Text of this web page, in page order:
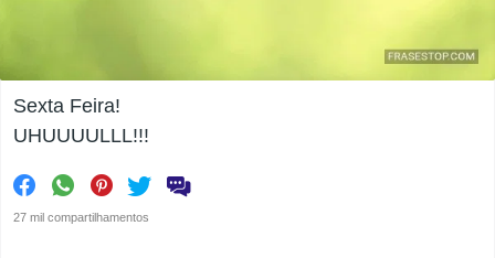
Sexta Feira!
UHUUUULLL!!!
27 mil compartilhamentos